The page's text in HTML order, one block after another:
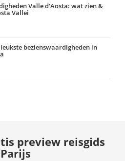
Valle d'Aosta: wat zien &
Vallei
bezienswaardigheden in
preview reisgids
Parijs